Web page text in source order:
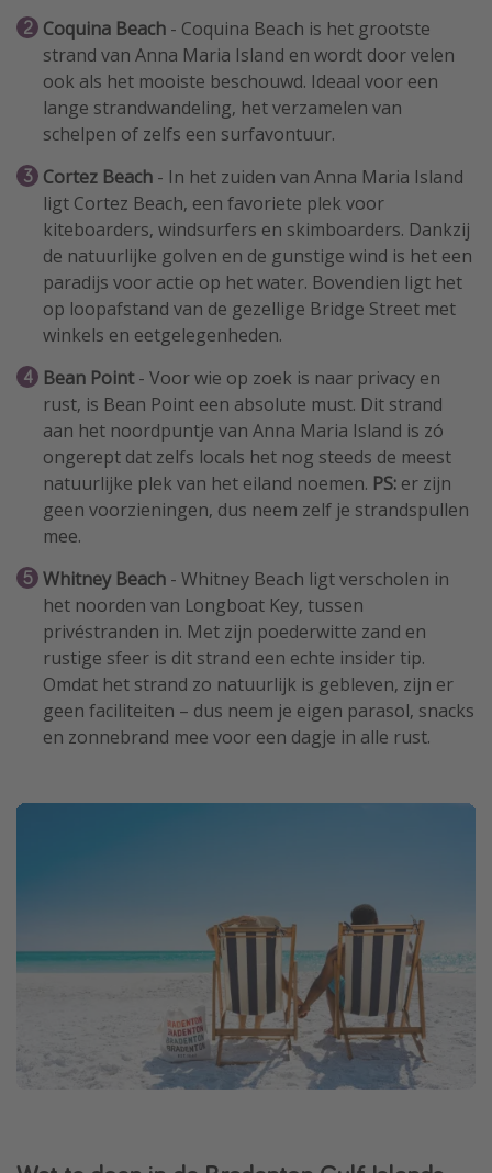
Coquina Beach - Coquina Beach is het grootste
strand van Anna Maria Island en wordt door velen
ook als het mooiste beschouwd. Ideaal voor een
lange strandwandeling, het verzamelen van
schelpen of zelfs een surfavontuur.
Cortez Beach - In het zuiden van Anna Maria Island
ligt Cortez Beach, een favoriete plek voor
kiteboarders, windsurfers en skimboarders. Dankzij
de natuurlijke golven en de gunstige wind is het een
paradijs voor actie op het water. Bovendien ligt het
op loopafstand van de gezellige Bridge Street met
winkels en eetgelegenheden.
Bean Point- Voor wie op zoek is naar privacy en
rust, is Bean Point een absolute must. Dit strand
aan het noordpuntje van Anna Maria Island is zó
ongerept dat zelfs locals het nog steeds de meest
natuurlijke plek van het eiland noemen. PS: er zijn
geen voorzieningen, dus neem zelf je strandspullen
mee.
Whitney Beach - Whitney Beach ligt verscholen in
het noorden van Longboat Key, tussen
privéstranden in. Met zijn poederwitte zand en
rustige sfeer is dit strand een echte insider tip.
Omdat het strand zo natuurlijk is gebleven, zijn er
geen faciliteiten – dus neem je eigen parasol, snacks
en zonnebrand mee voor een dagje in alle rust.